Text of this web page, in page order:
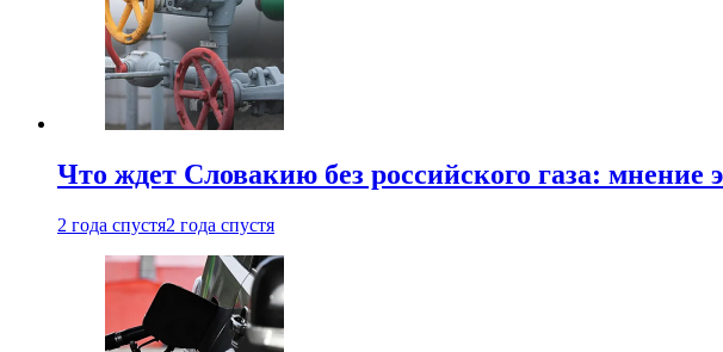
Что ждет Словакию без российского газа: мнение
2 года спустя2 года спустя